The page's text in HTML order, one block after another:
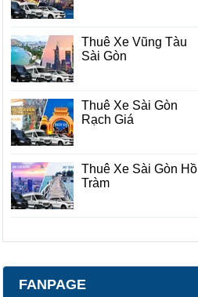
Thuê Xe Vũng Tàu
Sài Gòn
Thuê Xe Sài Gòn
Rạch Giá
Thuê Xe Sài Gòn Hồ
Tràm
FANPAGE